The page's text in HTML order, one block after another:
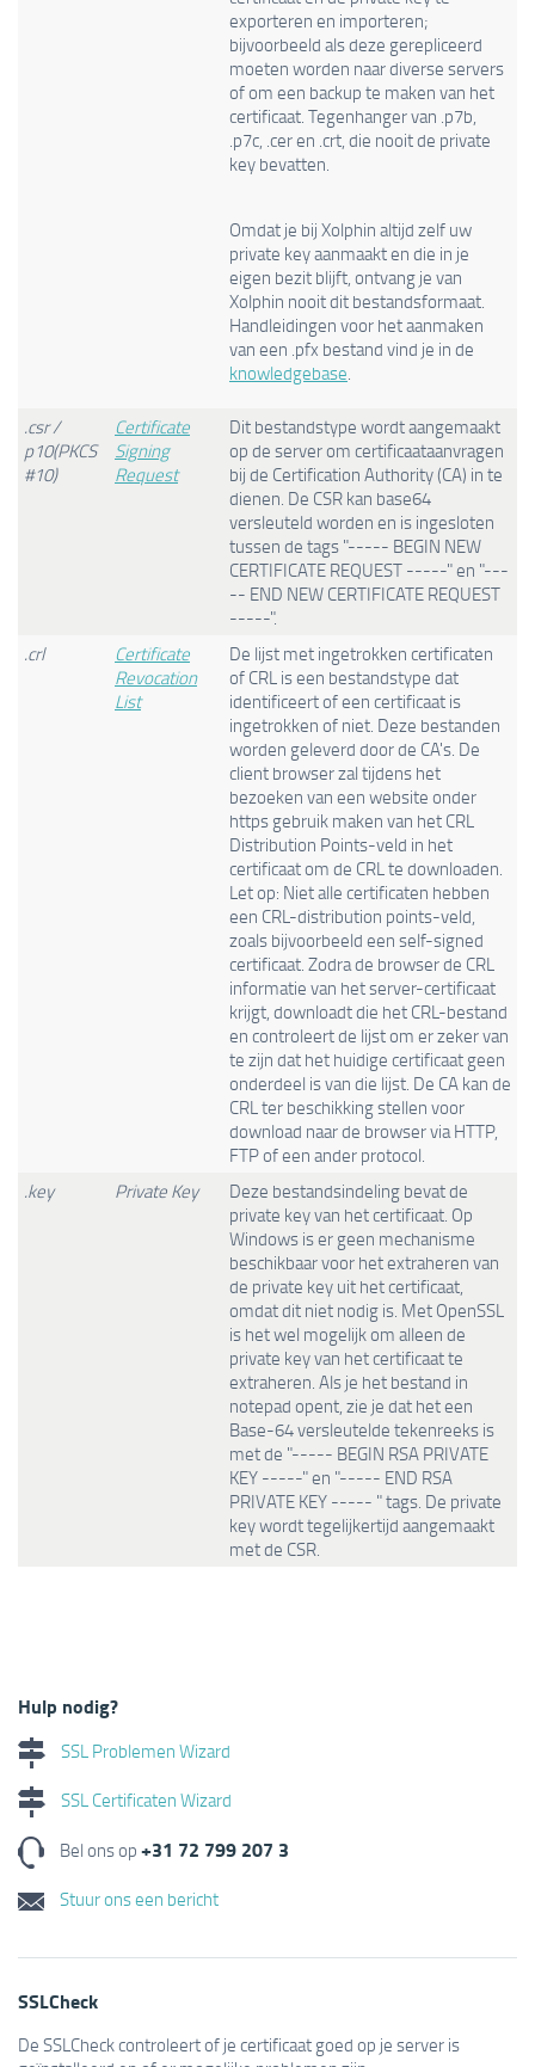
exporteren en importeren;
bijvoorbeeld als deze gerepliceerd
moeten worden naar diverse servers
of om een backup te maken van het
certificaat. Tegenhanger van .p7b,
.p7c, .cer en .crt, die nooit de private
key bevatten.
Omdat je bij Xolphin altijd zelf uw
private key aanmaakt en die in je
eigen bezit blijft, ontvang je van
Xolphin nooit dit bestandsformaat.
Handleidingen voor het aanmaken
van een .pfx bestand vind je in de
knowledgebase.
.csr /
p10(PKCS
#10)
Certificate
Signing
Request
Dit bestandstype wordt aangemaakt
op de server om certificaataanvragen
bij de Certification Authority (CA) in te
dienen. De CSR kan base64
versleuteld worden en is ingesloten
tussen de tags "----- BEGIN NEW
CERTIFICATE REQUEST -----" en "---
-- END NEW CERTIFICATE REQUEST
-----".
.crl
Certificate
Revocation
List
De lijst met ingetrokken certificaten
of CRL is een bestandstype dat
identificeert of een certificaat is
ingetrokken of niet. Deze bestanden
worden geleverd door de CA's. De
client browser zal tijdens het
bezoeken van een website onder
https gebruik maken van het CRL
Distribution Points-veld in het
certificaat om de CRL te downloaden.
Let op: Niet alle certificaten hebben
een CRL-distribution points-veld,
zoals bijvoorbeeld een self-signed
certificaat. Zodra de browser de CRL
informatie van het server-certificaat
krijgt, downloadt die het CRL-bestand
en controleert de lijst om er zeker van
te zijn dat het huidige certificaat geen
onderdeel is van die lijst. De CA kan de
CRL ter beschikking stellen voor
download naar de browser via HTTP,
FTP of een ander protocol.
.key
Private Key
Deze bestandsindeling bevat de
private key van het certificaat. Op
Windows is er geen mechanisme
beschikbaar voor het extraheren van
de private key uit het certificaat,
omdat dit niet nodig is. Met OpenSSL
is het wel mogelijk om alleen de
private key van het certificaat te
extraheren. Als je het bestand in
notepad opent, zie je dat het een
Base-64 versleutelde tekenreeks is
met de "----- BEGIN RSA PRIVATE
KEY -----" en "----- END RSA
PRIVATE KEY ----- " tags. De private
key wordt tegelijkertijd aangemaakt
met de CSR.
Hulp nodig?
SSL Problemen Wizard
SSL Certificaten Wizard
Bel ons op +31 72 799 207 3
Stuur ons een bericht
SSLCheck
De SSLCheck controleert of je certificaat goed op je server is